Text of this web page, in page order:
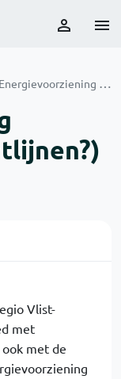
Energievoorziening buitengebied (luchtlijnen?)
Vlist-
met
met de